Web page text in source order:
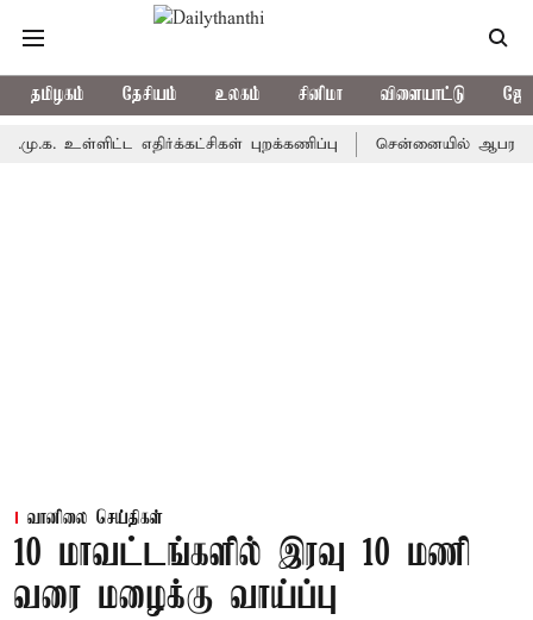
தமிழகம் தேசியம் உலகம் சினிமா விளையாட்டு
உள்ளிட்ட எதிர்க்கட்சிகள் புறக்கணிப்பு சென்னையில்
வானிலை செய்திகள்
10 மாவட்டங்களில் இரவு 10 மணி
வரை மழைக்கு வாய்ப்பு